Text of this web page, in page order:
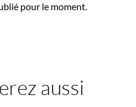
pour le moment.
aussi